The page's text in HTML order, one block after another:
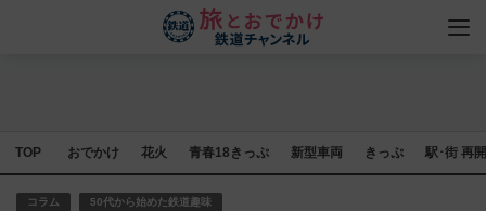
TOP おでかけ 花火 青春18きっぷ 新型車両 きっぷ 駅･街 再
コラム 50代から始めた鉄道趣味